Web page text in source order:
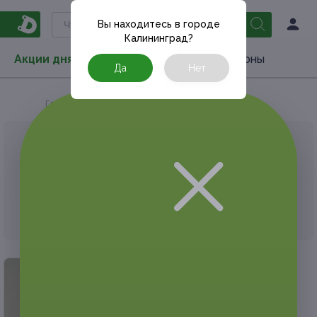
Акции дня Товары Туризм РестоКупоны
Вы находитесь в городе
Калининград?
Да Нет
Главная
К сожалению, выгодные акции быстро
Но у Frendi есть предложения, которые
могут вам понравиться!